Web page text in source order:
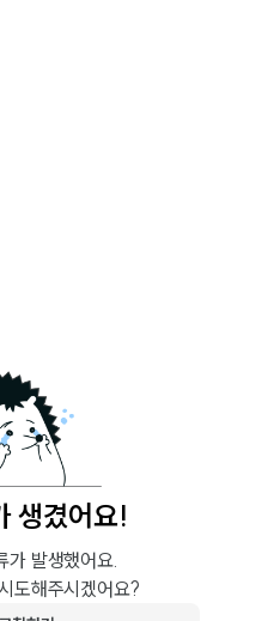
생겼어요!
가 발생했어요.
도해주시겠어요?